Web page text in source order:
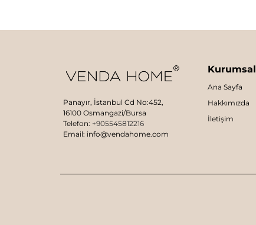
Panayır, İstanbul Cd No:452,
16100 Osmangazi/Bursa
Telefon: +905545812216
Email: info@vendahome.com
Kurumsal
Ana Sayfa
Hakkımızda
İletişim